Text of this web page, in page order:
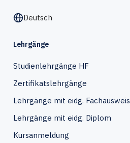
Deutsch
Lehrgänge
Studienlehrgänge HF
Zertifikatslehrgänge
Lehrgänge mit eidg. Fachausweis
Lehrgänge mit eidg. Diplom
Kursanmeldung